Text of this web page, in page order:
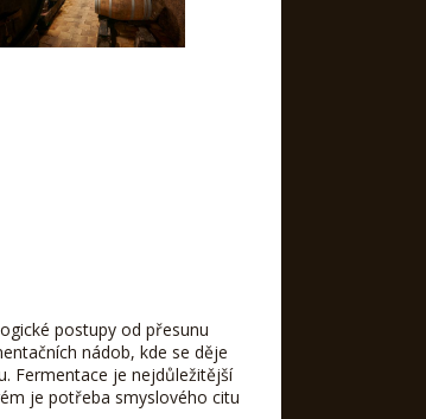
postupy od přesunu
nádob, kde se děje
Fermentace je nejdůležitější
je potřeba smyslového citu